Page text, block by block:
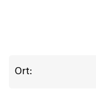
Ort: